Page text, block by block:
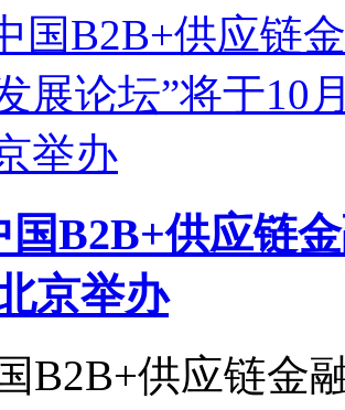
国B2B+供应链
京举办
B2B+供应链金